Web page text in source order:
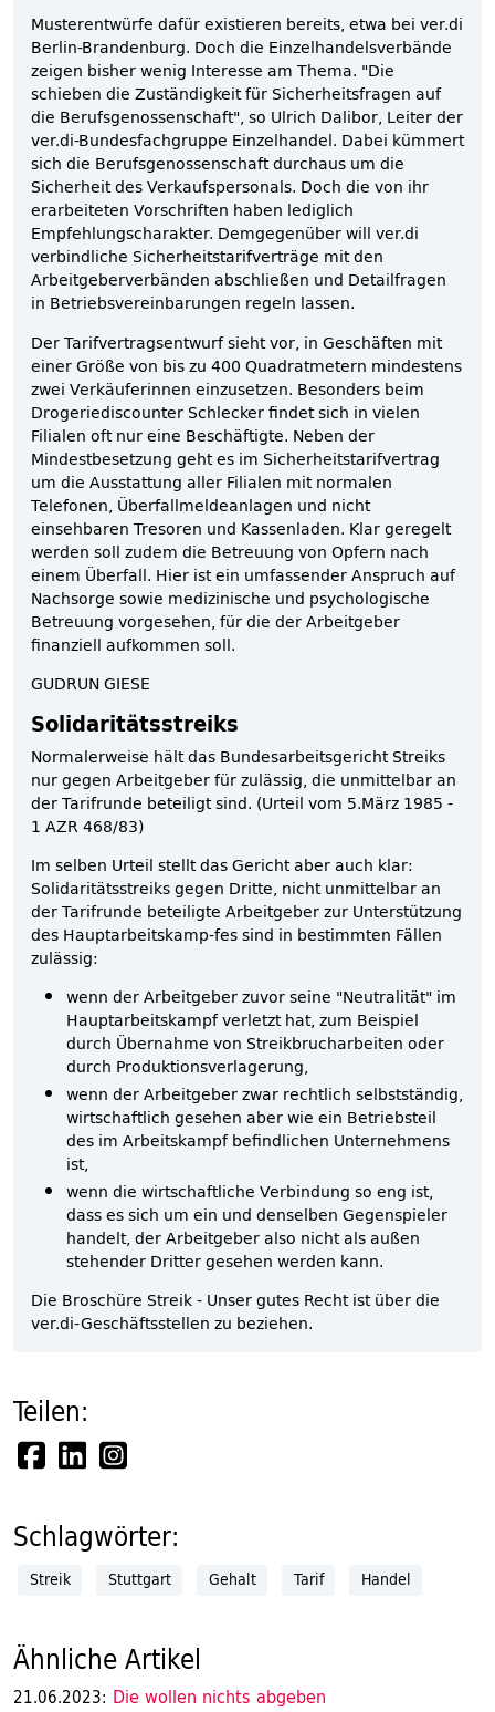
Musterentwürfe dafür existieren bereits, etwa bei ver.di
Berlin-Brandenburg. Doch die Einzelhandelsverbände
zeigen bisher wenig Interesse am Thema. "Die
schieben die Zuständigkeit für Sicherheitsfragen auf
die Berufsgenossenschaft", so Ulrich Dalibor, Leiter der
ver.di-Bundesfachgruppe Einzelhandel. Dabei kümmert
sich die Berufsgenossenschaft durchaus um die
Sicherheit des Verkaufspersonals. Doch die von ihr
erarbeiteten Vorschriften haben lediglich
Empfehlungscharakter. Demgegenüber will ver.di
verbindliche Sicherheitstarifverträge mit den
Arbeitgeberverbänden abschließen und Detailfragen
in Betriebsvereinbarungen regeln lassen.
Der Tarifvertragsentwurf sieht vor, in Geschäften mit
einer Größe von bis zu 400 Quadratmetern mindestens
zwei Verkäuferinnen einzusetzen. Besonders beim
Drogeriediscounter Schlecker findet sich in vielen
Filialen oft nur eine Beschäftigte. Neben der
Mindestbesetzung geht es im Sicherheitstarifvertrag
um die Ausstattung aller Filialen mit normalen
Telefonen, Überfallmeldeanlagen und nicht
einsehbaren Tresoren und Kassenladen. Klar geregelt
werden soll zudem die Betreuung von Opfern nach
einem Überfall. Hier ist ein umfassender Anspruch auf
Nachsorge sowie medizinische und psychologische
Betreuung vorgesehen, für die der Arbeitgeber
finanziell aufkommen soll.
GUDRUN GIESE
Solidaritätsstreiks
Normalerweise hält das Bundesarbeitsgericht Streiks
nur gegen Arbeitgeber für zulässig, die unmittelbar an
der Tarifrunde beteiligt sind. (Urteil vom 5.März 1985 -
1 AZR 468/83)
Im selben Urteil stellt das Gericht aber auch klar:
Solidaritätsstreiks gegen Dritte, nicht unmittelbar an
der Tarifrunde beteiligte Arbeitgeber zur Unterstützung
des Hauptarbeitskamp-fes sind in bestimmten Fällen
zulässig:
wenn der Arbeitgeber zuvor seine "Neutralität" im
Hauptarbeitskampf verletzt hat, zum Beispiel
durch Übernahme von Streikbrucharbeiten oder
durch Produktionsverlagerung,
wenn der Arbeitgeber zwar rechtlich selbstständig,
wirtschaftlich gesehen aber wie ein Betriebsteil
des im Arbeitskampf befindlichen Unternehmens
ist,
wenn die wirtschaftliche Verbindung so eng ist,
dass es sich um ein und denselben Gegenspieler
handelt, der Arbeitgeber also nicht als außen
stehender Dritter gesehen werden kann.
Die Broschüre Streik - Unser gutes Recht ist über die
ver.di-Geschäftsstellen zu beziehen.
Teilen:
Schlagwörter:
Streik Stuttgart Gehalt Tarif Handel
Ähnliche Artikel
21.06.2023: Die wollen nichts abgeben